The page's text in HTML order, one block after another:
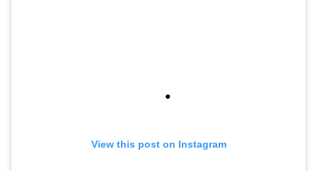
View this post on Instagram